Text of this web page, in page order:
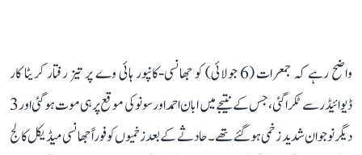
واضح رہے کہ جمعرات (6 جولائی) کو جھانسی-کانپور ہائی وے پر تیز رفتار کریٹا کار
ڈیوائیڈر سے ٹکرا گئی، جس کے نتیجے میں ابان احمد اور سونو کی موقع پر ہی موت ہو گئی اور 3
دیگر نوجوان شدید زخمی ہو گئے تھے۔ حادثے کے بعد زخمیوں کو فوراً جھانسی میڈیکل کالج